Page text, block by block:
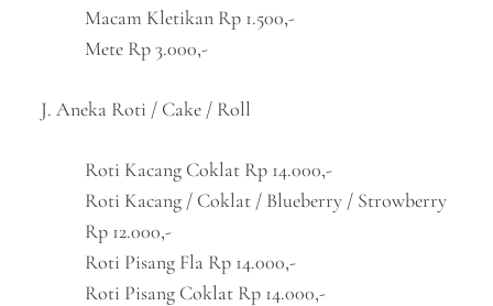
Macam Kletikan Rp 1.500,-
Mete Rp 3.000,-
J. Aneka Roti / Cake / Roll
Roti Kacang Coklat Rp 14.000,-
Roti Kacang / Coklat / Blueberry / Strowberry
Rp 12.000,-
Roti Pisang Fla Rp 14.000,-
Roti Pisang Coklat Rp 14.000,-